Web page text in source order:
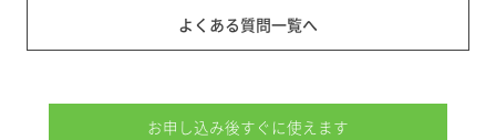
よくある質問一覧へ
お申し込み後すぐに使えます